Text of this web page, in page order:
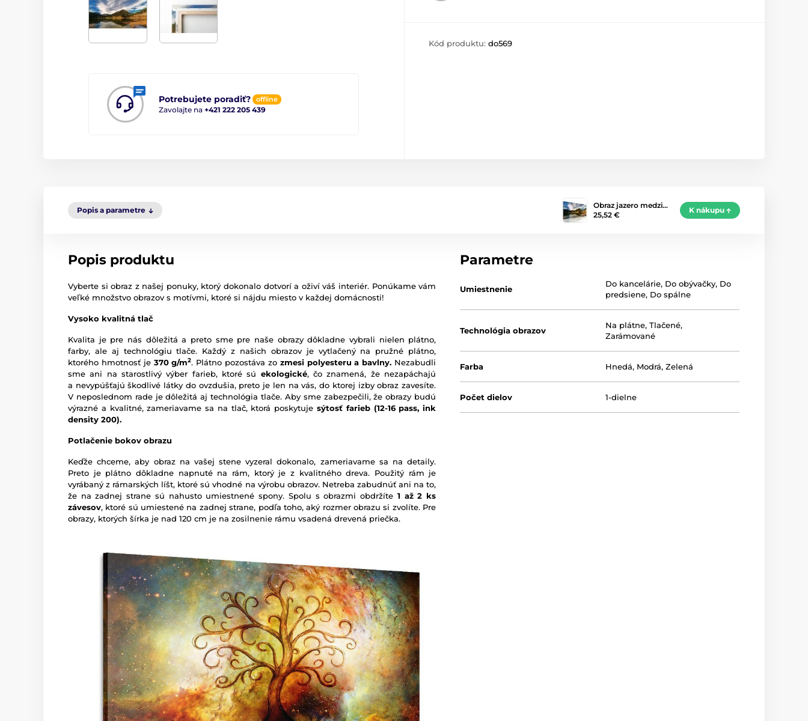
Potrebujete poradiť? offline
Zavolajte na +421 222 205 439
Kód produktu: do569
Popis a parametre
Obraz jazero medzi…
25,52 €
K nákupu
Popis produktu
Vyberte si obraz z našej ponuky, ktorý dokonalo dotvorí a oživí váš interiér. Ponúkame vám
veľké množstvo obrazov s motívmi, ktoré si nájdu miesto v každej domácnosti!
Vysoko kvalitná tlač
Kvalita je pre nás dôležitá a preto sme pre naše obrazy dôkladne vybrali nielen plátno,
farby, ale aj technológiu tlače. Každý z našich obrazov je vytlačený na pružné plátno,
ktorého hmotnosť je 370 g/m2. Plátno pozostáva zo zmesi polyesteru a bavlny. Nezabudli
sme ani na starostlivý výber farieb, ktoré sú ekologické, čo znamená, že nezapáchajú
a nevypúšťajú škodlivé látky do ovzdušia, preto je len na vás, do ktorej izby obraz zavesíte.
V neposlednom rade je dôležitá aj technológia tlače. Aby sme zabezpečili, že obrazy budú
výrazné a kvalitné, zameriavame sa na tlač, ktorá poskytujesýtosť farieb (12-16 pass, ink
density 200).
Potlačenie bokov obrazu
Keďže chceme, aby obraz na vašej stene vyzeral dokonalo, zameriavame sa na detaily.
Preto je plátno dôkladne napnuté na rám, ktorý je z kvalitného dreva. Použitý rám je
vyrábaný z rámarských líšt, ktoré sú vhodné na výrobu obrazov. Netreba zabudnúť ani na to,
že na zadnej strane sú nahusto umiestnené spony. Spolu s obrazmi obdržíte 1 až 2 ks
závesov, ktoré sú umiestené na zadnej strane, podľa toho, aký rozmer obrazu si zvolíte. Pre
obrazy, ktorých šírka je nad 120 cm je na zosilnenie rámu vsadená drevená priečka.
Parametre
Umiestnenie
Do kancelárie, Do obývačky, Do
predsiene, Do spálne
Technológia obrazov
Na plátne,Tlačené,
Zarámované
Farba Hnedá, Modrá,Zelená
Počet dielov 1-dielne